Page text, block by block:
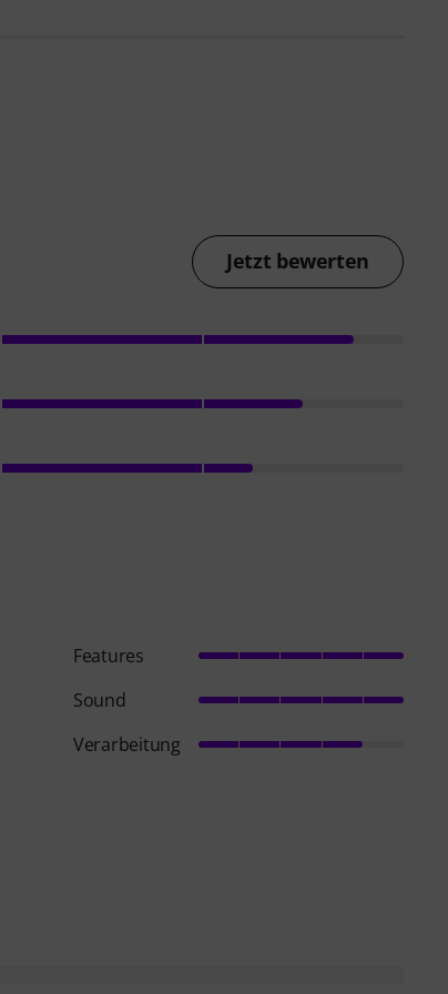
Jetzt bewerten
Features
Sound
Verarbeitung